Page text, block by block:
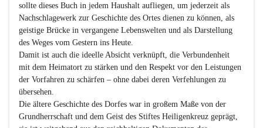
sollte dieses Buch in jedem Haushalt aufliegen, um jederzeit als
Nachschlagewerk zur Geschichte des Ortes dienen zu können, als
geistige Brücke in vergangene Lebenswelten und als Darstellung
des Weges vom Gestern ins Heute.
Damit ist auch die ideelle Absicht verknüpft, die Verbundenheit
mit dem Heimatort zu stärken und den Respekt vor den Leistungen
der Vorfahren zu schärfen – ohne dabei deren Verfehlungen zu
übersehen.
Die ältere Geschichte des Dorfes war in großem Maße von der
Grundherrschaft und dem Geist des Stiftes Heiligenkreuz geprägt,